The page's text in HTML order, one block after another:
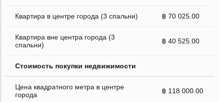
Квартира в центре города (3 спальни) ฿ 70 025.00
Квартира вне центра города (3
спальни)
฿ 40 525.00
Стоимость покупки недвижимости
Цена квадратного метра в центре
города
฿ 118 000.00